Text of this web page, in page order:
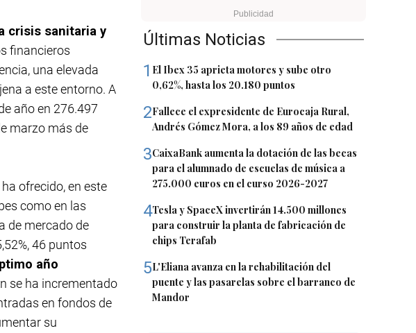
Últimas Noticias
1 El Ibex 35 aprieta motores y sube otro
0,62%, hasta los 20.180 puntos
2Fallece el expresidente de Eurocaja Rural,
Andrés Gómez Mora, a los 89 años de edad
3CaixaBank aumenta la dotación de las becas
para el alumnado de escuelas de música a
275.000 euros en el curso 2026-2027
4Tesla y SpaceX invertirán 14.500 millones
para construir la planta de fabricación de
chips Terafab
5L'Eliana avanza en la rehabilitación del
puente y las pasarelas sobre el barranco de
Mandor
crisis sanitaria y
financieros
una elevada
a este entorno. A
año en 276.497
marzo más de
ofrecido, en este
como en las
de mercado de
46 puntos
año
se ha incrementado
en fondos de
su